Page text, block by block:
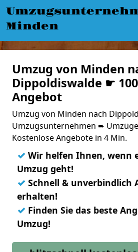
Minden
Umzug von Minden
Dippoldiswalde ☛
Angebot
Umzug von Minden nach
Umzugsunternehmen ➨
Kostenlose Angebote in 4 Min.
✓ Wir helfen Ihnen, wenn
Umzug geht!
✓ Schnell & unverbindlich
erhalten!
✓ Finden Sie das beste
Umzug!